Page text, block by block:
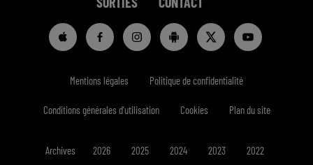
Mentions légales Politique de confidentialité
Conditions générales d'utilisation Cookies Plan du site
Archives 2026 2025 2024 2023 2022